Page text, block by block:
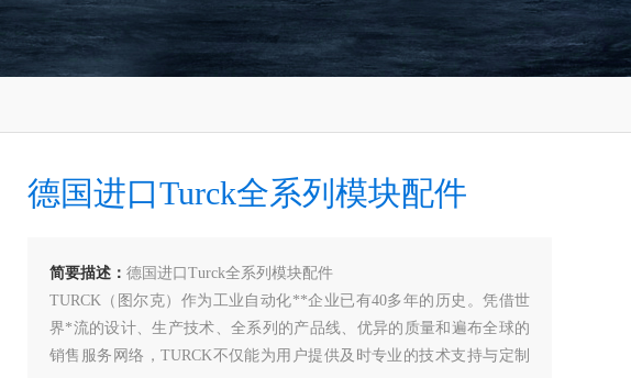
德国进口Turck全系列模块配件
简要描述： 德国进口Turck全系列模块配件
TURCK（图尔克）作为工业自动化**企业已有40多年的历史。凭借世
界*流的设计、生产技术、全系列的产品线、优异的质量和遍布全球的
销售服务网络，TURCK不仅能为用户提供及时专业的技术支持与定制